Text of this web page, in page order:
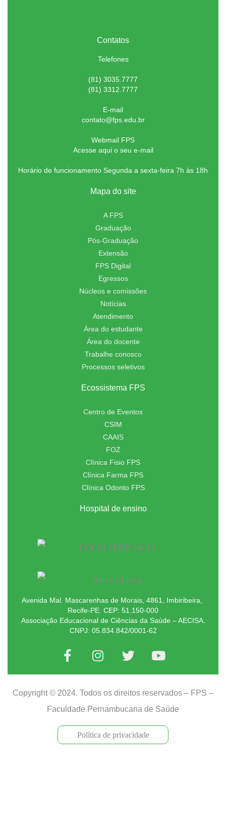
Contatos
Telefones
(81) 3035.7777
(81) 3312.7777
E-mail
contato@fps.edu.br
Webmail FPS
Acesse aqui o seu e-mail
Horário de funcionamento Segunda a sexta-feira 7h às 18h
Mapa do site
A FPS
Graduação
Pós-Graduação
Extensão
FPS Digital
Egressos
Núcleos e comissões
Notícias
Atendimento
Área do estudante
Área do docente
Trabalhe conosco
Processos seletivos
Ecossistema FPS
Centro de Eventos
CSIM
CAAIS
FOZ
Clínica Fisio FPS
Clínica Farma FPS
Clínica Odonto FPS
Hospital de ensino
Avenida Mal. Mascarenhas de Morais, 4861, Imbiribeira,
Recife-PE. CEP: 51.150-000
Associação Educacional de Ciências da Saúde – AECISA.
CNPJ: 05.834.842/0001-62
Copyright © 2024. Todos os direitos reservados – FPS –
Faculdade Pernambucana de Saúde
Política de privacidade